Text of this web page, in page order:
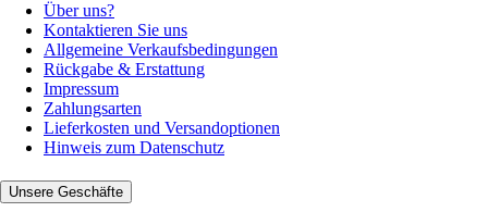
Über uns?
Kontaktieren Sie uns
Allgemeine Verkaufsbedingungen
Rückgabe & Erstattung
Impressum
Zahlungsarten
Lieferkosten und Versandoptionen
Hinweis zum Datenschutz
Unsere Geschäfte